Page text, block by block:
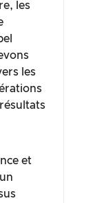
les
les
et